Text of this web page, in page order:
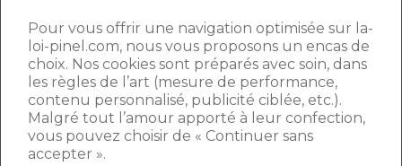
des habitants. Un parcours reconnu par le
président de la FNAIM, Jean-
Marc Torrollion, qui se dit «impatient de
se mettre au travail avec eux« . Dans un
contexte sociétal où l’avenir semble dicté
d’incertitudes économiques et
environnementales, les actions futures du
Pour vous offrir une navigation optimisée sur la-
loi-pinel.com, nous vous proposons un encas de
choix. Nos cookies sont préparés avec soin, dans
les règles de l’art (mesure de performance,
contenu personnalisé, publicité ciblée, etc.).
Malgré tout l’amour apporté à leur confection,
vous pouvez choisir de « Continuer sans
accepter ».